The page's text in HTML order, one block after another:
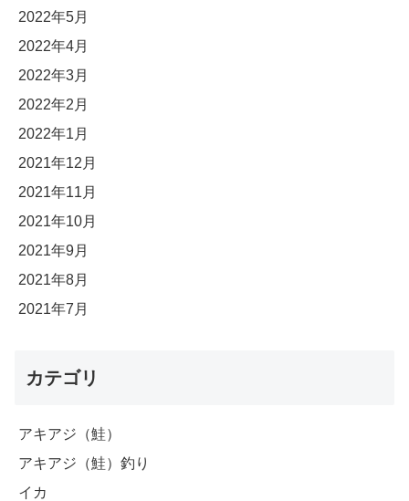
2022年5月
2022年4月
2022年3月
2022年2月
2022年1月
2021年12月
2021年11月
2021年10月
2021年9月
2021年8月
2021年7月
カテゴリ
アキアジ（鮭）
アキアジ（鮭）釣り
イカ